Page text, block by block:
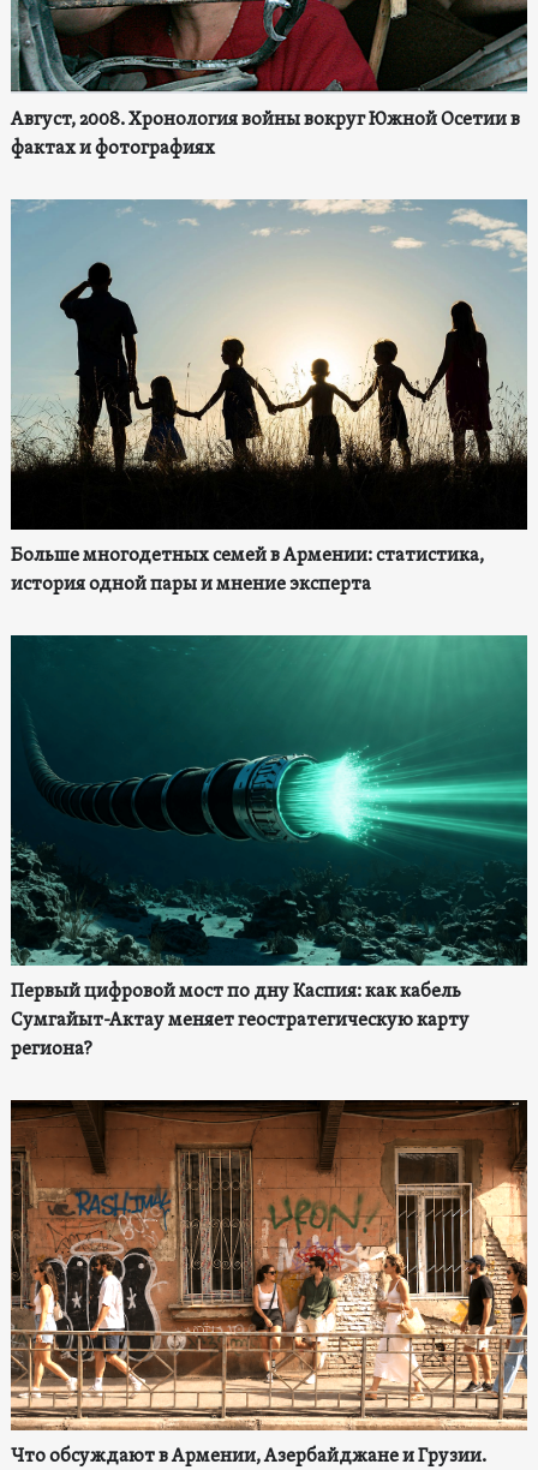
Август, 2008. Хронология войны вокруг Южной Осетии в
фактах и фотографиях
Больше многодетных семей в Армении: статистика,
история одной пары и мнение эксперта
Первый цифровой мост по дну Каспия: как кабель
Сумгайыт-Актау меняет геостратегическую карту
региона?
Что обсуждают в Армении, Азербайджане и Грузии.